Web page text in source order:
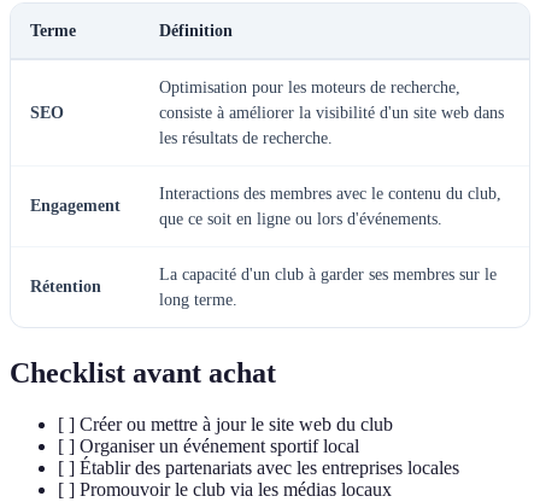
Terme Définition
SEO
Optimisation pour les moteurs de recherche,
consiste à améliorer la visibilité d'un site web dans
les résultats de recherche.
Engagement
Interactions des membres avec le contenu du club,
que ce soit en ligne ou lors d'événements.
Rétention
La capacité d'un club à garder ses membres sur le
long terme.
Checklist avant achat
[ ] Créer ou mettre à jour le site web du club
[ ] Organiser un événement sportif local
[ ] Établir des partenariats avec les entreprises locales
[ ] Promouvoir le club via les médias locaux